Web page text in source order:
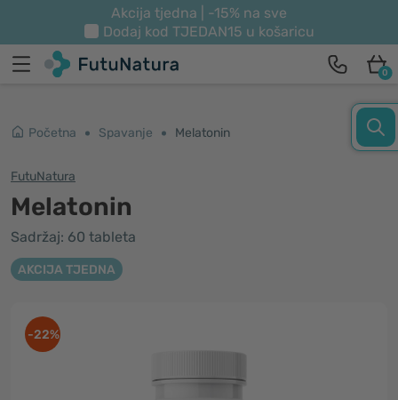
Akcija tjedna | -15% na sve
Dodaj kod TJEDAN15 u košaricu
0
Početna Spavanje Melatonin
FutuNatura
Melatonin
Sadržaj: 60 tableta
AKCIJA TJEDNA
-22%